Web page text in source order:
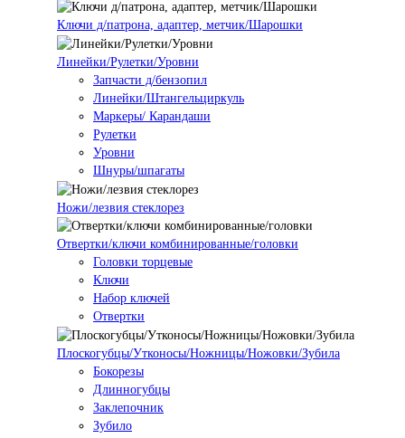
Ключи д/патрона, адаптер, метчик/Шарошки
Линейки/Рулетки/Уровни
Запчасти д/бензопил
Линейки/Штангельциркуль
Маркеры/ Карандаши
Рулетки
Уровни
Шнуры/шпагаты
Ножи/лезвия стеклорез
Отвертки/ключи комбинированные/головки
Головки торцевые
Ключи
Набор ключей
Отвертки
Плоскогубцы/Утконосы/Ножницы/Ножовки/Зубила
Бокорезы
Длинногубцы
Заклепочник
Зубило